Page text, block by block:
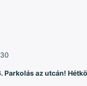
Parkolás az utcán!